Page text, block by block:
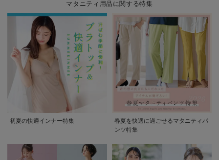
マタニティ用品に関する特集
初夏の快適インナー特集
春夏を快適に過ごせるマタニティパ
ンツ特集